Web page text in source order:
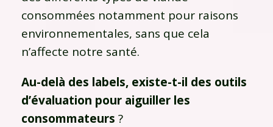
consommées notamment pour raisons
environnementales, sans que cela
n’affecte notre santé.
Au-delà des labels, existe-t-il des outils
d’évaluation pour aiguiller les
consommateurs ?